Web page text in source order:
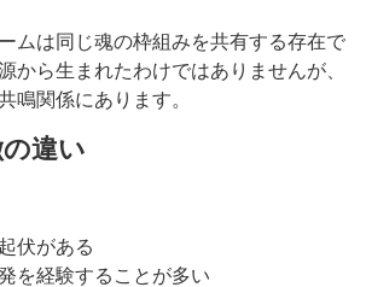
ムは同じ魂の枠組みを共有する存在で
から生まれたわけではありませんが、
鳴関係にあります。
違い
伏がある
を経験することが多い